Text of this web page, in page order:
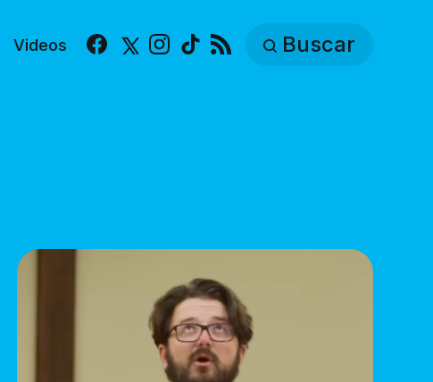
Videos Facebook
X Instagram
TikTok Buscar